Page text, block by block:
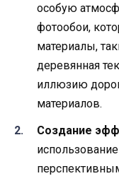
особую
фотообои,
материалы,
деревянная
иллюзию
материалов.
Создание